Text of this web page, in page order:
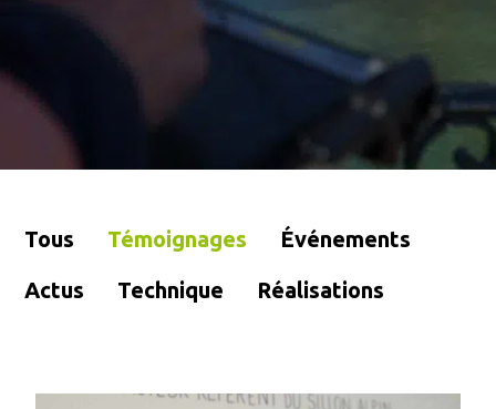
Tous Témoignages
Événements
Actus
Technique Réalisations